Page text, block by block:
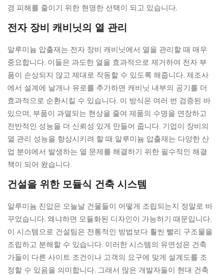
경 피해를 줄이기 위한 현명한 선택이 되고 있습니다.
전자 장비 캐비닛의 열 관리
알루미늄 압출재는 전자 장비 캐비닛에서 열을 관리할 때 매우
중요합니다. 이들은 과도한 열을 효과적으로 제거하여 전자 부
품이 손상되지 않고 제대로 작동할 수 있도록 해줍니다. 제조사
에서 설계에 날개나 유로를 추가하면 캐비닛 내부의 공기를 더
효과적으로 순환시킬 수 있습니다. 이 방식은 여러 번 검증된 바
있으며, 부품이 과열되는 현상을 줄여 제품의 수명을 연장하고
전반적인 성능을 더 신뢰성 있게 만들어 줍니다. 기업이 장비의
열 관리 성능을 향상시키려 할 때 알루미늄 압출재는 다양한 산
업 분야에서 발생하는 열 문제를 해결하기 위한 필수적인 해결
책이 되어 왔습니다.
건설을 위한 모듈식 건축 시스템
알루미늄 진압은 오늘날 건물들이 어떻게 조립되는지 정말로 바
꾸었습니다. 왜냐하면 모듈화된 디자인이 가능하기 때문입니다.
이 시스템으로 건설팀은 전통적인 방법보다 훨씬 빨리 구조물을
조립하고 분해할 수 있습니다. 이러한 시스템의 유연성은 건축
가들이 다른 사이트 조건이나 고객의 요구에 맞게 설계도를 조
정할 수 있음을 의미합니다. 그래서 많은 개발자들이 현대 건축